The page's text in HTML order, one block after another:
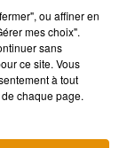
déjà disponible
ou affiner en
mes choix".
sans
ce site. Vous
à tout
chaque page.